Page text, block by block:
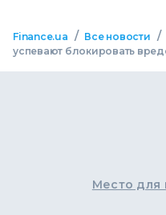
Finance.ua / Все новости /
успевают блокировать
Место для